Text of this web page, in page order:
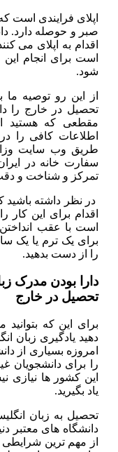
اپلای فرایندی است
صبر و حوصله دارد.
اقدام به اپلای می
است برای انجام
شود.
از این رو توصیه
تحصیل در خارج را
مقطعی که هستید
اطلاعات کافی را
طریق وب سایت
سفارت خانه در
تمرکز و شناخت و دقت
در نظر داشته باشید
اقدام برای این
است با عقب
برای یک ترم یا یک
را از دست بدهید.
دارا بودن مدرک
تحصیل در خارج
برای این که بتوانید
دهید یادگیری زبان
امروزه بسیاری از
را برای دانشجویان
این کشور ها نیازی
یاد بگیرید.
تحصیل به زبان
دانشگاه های معتبر
از مهم ترین